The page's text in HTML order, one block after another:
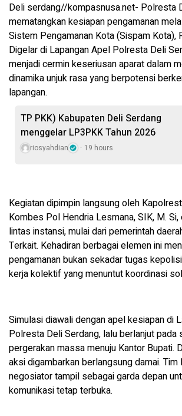
Deli serdang//kompasnusa.net- Polresta
mematangkan kesiapan pengamanan
Sistem Pengamanan Kota (Sispam Kota),
Digelar di Lapangan Apel Polresta Deli
menjadi cermin keseriusan aparat dalam
dinamika unjuk rasa yang berpotensi
lapangan.
TP PKK) Kabupaten Deli Serdang
menggelar LP3PKK Tahun 2026
riosyahdian 19 hours
Kegiatan dipimpin langsung oleh
Kombes Pol Hendria Lesmana, SIK, M.
lintas instansi, mulai dari pemerintah
Terkait. Kehadiran berbagai elemen ini
pengamanan bukan sekadar tugas
kerja kolektif yang menuntut koordinasi
Simulasi diawali dengan apel kesiapan di
Polresta Deli Serdang, lalu berlanjut pada
pergerakan massa menuju Kantor Bupati.
aksi digambarkan berlangsung damai.
negosiator tampil sebagai garda depan
komunikasi tetap terbuka.